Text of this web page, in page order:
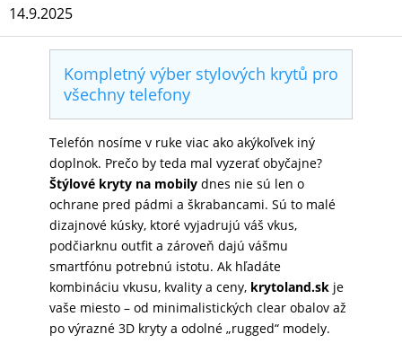
MOBIL
NABÍJANIE
PRODUKTY
14.9.2025
Kompletný výber stylových krytů pro
všechny telefony
Telefón nosíme v ruke viac ako akýkoľvek iný
doplnok. Prečo by teda mal vyzerať obyčajne?
Štýlové kryty na mobilydnes nie sú len o
ochrane pred pádmi a škrabancami. Sú to malé
dizajnové kúsky, ktoré vyjadrujú váš vkus,
podčiarknu outfit a zároveň dajú vášmu
smartfónu potrebnú istotu. Ak hľadáte
kombináciu vkusu, kvality a ceny, krytoland.skje
vaše miesto – od minimalistických clear obalov až
po výrazné 3D kryty a odolné „rugged“ modely.